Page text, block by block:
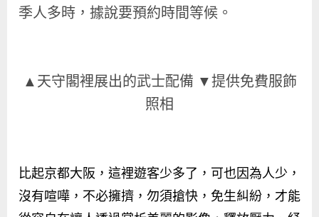
季人多時，據說要預約時間等候。
▲天守閣裡展出的武士配備 ▼提供免費服飾
照相
比起京都大阪，這裡遊客少多了，可也因為人少，
沒有喧嘩，不必擁擠，勿須搶快，免生糾紛，才能